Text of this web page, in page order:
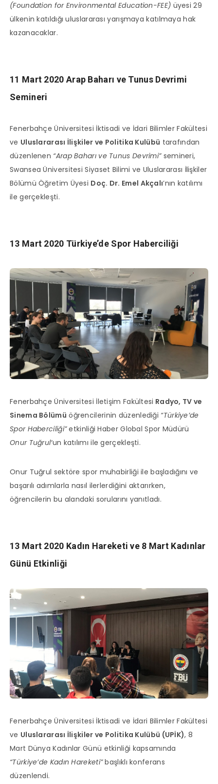
(Foundation for Environmental Education-FEE) üyesi 29
ülkenin katıldığı uluslararası yarışmaya katılmaya hak
kazanacaklar.
11 Mart 2020 Arap Baharı ve Tunus Devrimi
Semineri
Fenerbahçe Üniversitesi İktisadi ve İdari Bilimler Fakültesi
ve Uluslararası İlişkiler ve Politika Kulübü tarafından
düzenlenen “Arap Baharı ve Tunus Devrimi” semineri,
Swansea Üniversitesi Siyaset Bilimi ve Uluslararası İlişkiler
Bölümü Öğretim Üyesi Doç. Dr. Emel Akçalı’nın katılımı
ile gerçekleşti.
13 Mart 2020 Türkiye’de Spor Haberciliği
Fenerbahçe Üniversitesi İletişim Fakültesi Radyo, TV ve
Sinema Bölümü öğrencilerinin düzenlediği “Türkiye’de
Spor Haberciliği”etkinliği Haber Global Spor Müdürü
Onur Tuğrul’un katılımı ile gerçekleşti.
Onur Tuğrul sektöre spor muhabirliği ile başladığını ve
başarılı adımlarla nasıl ilerlerdiğini aktarırken,
öğrencilerin bu alandaki sorularını yanıtladı.
13 Mart 2020 Kadın Hareketi ve 8 Mart Kadınlar
Günü Etkinliği
Fenerbahçe Üniversitesi İktisadi ve İdari Bilimler Fakültesi
ve Uluslararası İlişkiler ve Politika Kulübü (UPİK), 8
Mart Dünya Kadınlar Günü etkinliği kapsamında
“Türkiye’de Kadın Hareketi”başlıklı konferans
düzenlendi.